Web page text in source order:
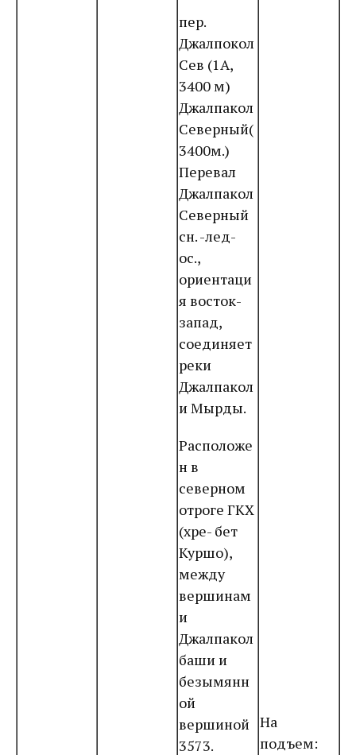
пер.
Джалпокол
Сев (1А,
3400 м)
Джалпакол
Северный(
3400м.)
Перевал
Джалпакол
Северный
сн. -лед-
ос.,
ориентаци
я восток-
запад,
соединяет
реки
Джалпакол
и Мырды.
Расположе
н в
северном
отроге ГКХ
(хре- бет
Куршо),
между
вершинам
и
Джалпакол
баши и
безымянн
ой
вершиной
3573.
На
подъем: